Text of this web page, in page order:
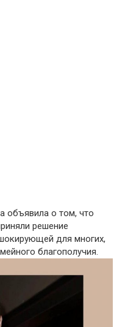
объявила о том, что
решение
для многих,
благополучия.